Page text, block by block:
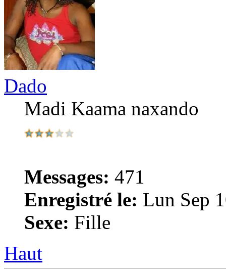
Dado
Madi Kaama naxando
Messages: 471
Enregistré le: Lun Sep
Sexe: Fille
Haut